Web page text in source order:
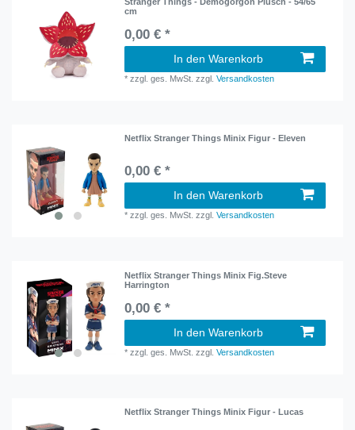
cm
0,00 € *
In den Warenkorb
*zzgl. ges. MwSt. zzgl.Versandkosten
Netflix Stranger Things Minix Figur - Eleven
0,00 € *
In den Warenkorb
*zzgl. ges. MwSt. zzgl.Versandkosten
Netflix Stranger Things Minix Fig.Steve
Harrington
0,00 € *
In den Warenkorb
*zzgl. ges. MwSt. zzgl.Versandkosten
Netflix Stranger Things Minix Figur - Lucas